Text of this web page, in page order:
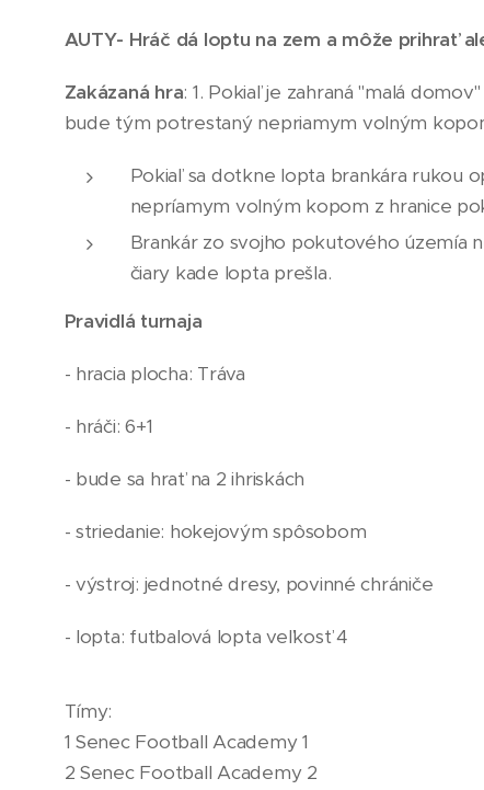
AUTY- Hráč dá loptu na zem a môže prihrať
Zakázaná hra: 1. Pokiaľ je zahraná "malá
bude tým potrestaný nepriamym volným
Pokiaľ sa dotkne lopta brankára rukou
nepríamym volným kopom z hranice
Brankár zo svojho pokutového územía
čiary kade lopta prešla.
Pravidlá turnaja
- hracia plocha: Tráva
- hráči: 6+1
- bude sa hrať na 2 ihriskách
- striedanie: hokejovým spôsobom
- výstroj: jednotné dresy, povinné chrániče
- lopta: futbalová lopta veľkosť 4
Tímy:
1 Senec Football Academy 1
2 Senec Football Academy 2